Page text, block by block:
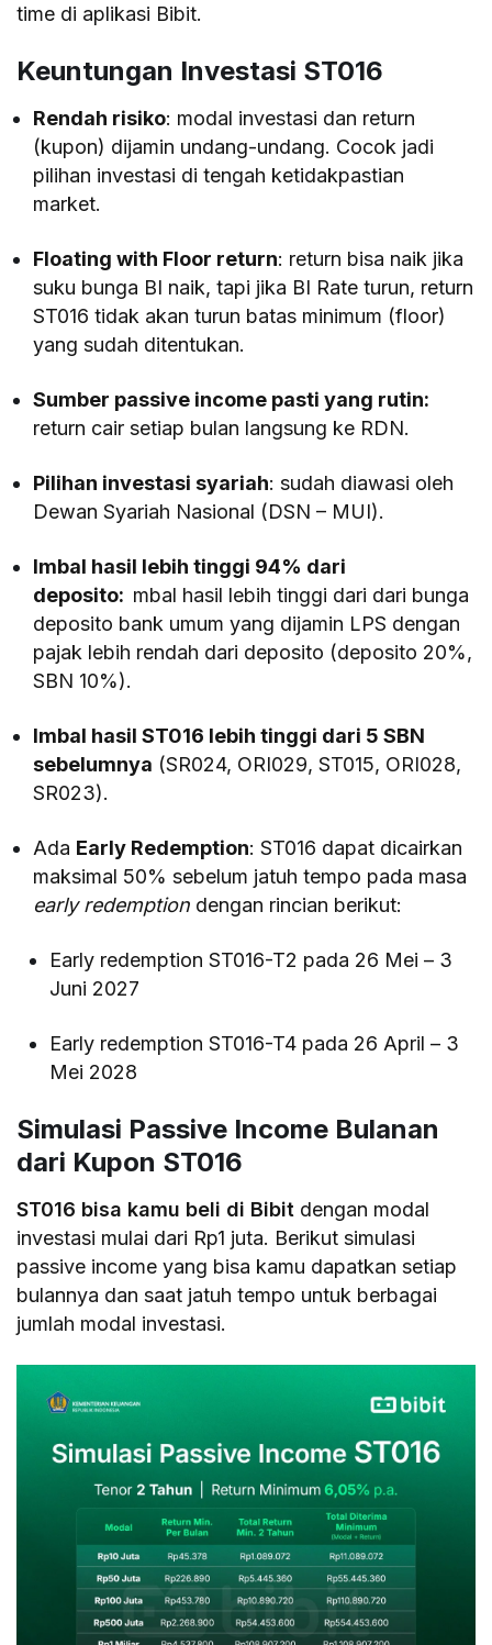
time di aplikasi Bibit.
Keuntungan Investasi ST016
Rendah risiko: modal investasi dan return
(kupon) dijamin undang-undang. Cocok jadi
pilihan investasi di tengah ketidakpastian
market.
Floating with Floor return: return bisa naik jika
suku bunga BI naik, tapi jika BI Rate turun, return
ST016 tidak akan turun batas minimum (floor)
yang sudah ditentukan.
Sumber passive income pasti yang rutin:
return cair setiap bulan langsung ke RDN.
Pilihan investasi syariah: sudah diawasi oleh
Dewan Syariah Nasional (DSN – MUI).
Imbal hasil lebih tinggi 94% dari
deposito: mbal hasil lebih tinggi dari dari bunga
deposito bank umum yang dijamin LPS dengan
pajak lebih rendah dari deposito (deposito 20%,
SBN 10%).
Imbal hasil ST016 lebih tinggi dari 5 SBN
sebelumnya (SR024, ORI029, ST015, ORI028,
SR023).
Ada Early Redemption: ST016 dapat dicairkan
maksimal 50% sebelum jatuh tempo pada masa
early redemption dengan rincian berikut:
Early redemption ST016-T2 pada 26 Mei – 3
Juni 2027
Early redemption ST016-T4 pada 26 April – 3
Mei 2028
Simulasi Passive Income Bulanan
dari Kupon ST016
ST016 bisa kamu beli di Bibit dengan modal
investasi mulai dari Rp1 juta. Berikut simulasi
passive income yang bisa kamu dapatkan setiap
bulannya dan saat jatuh tempo untuk berbagai
jumlah modal investasi.